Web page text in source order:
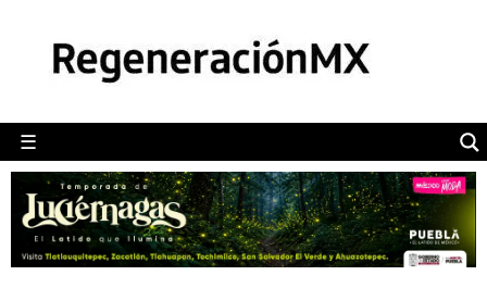
☰
POLÍTICA
CAMALEÓN
OPINIÓN
DEPORTES